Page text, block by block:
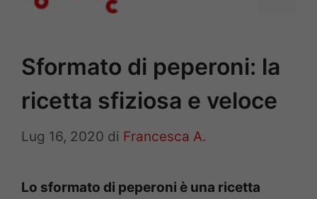
Sformato di peperoni: la
ricetta sfiziosa e veloce
Lug 16, 2020 di Francesca A.
Lo sformato di peperoni è una ricetta